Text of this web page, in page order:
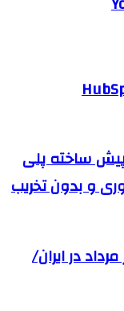
پیش ساخته پلی
و بدون تخریب
در ایران/